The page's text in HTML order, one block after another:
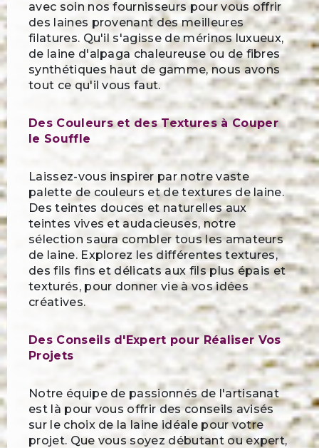
avec soin nos fournisseurs pour vous offrir
des laines provenant des meilleures
filatures. Qu'il s'agisse de mérinos luxueux,
de laine d'alpaga chaleureuse ou de fibres
synthétiques haut de gamme, nous avons
tout ce qu'il vous faut.
Des Couleurs et des Textures à Couper
le Souffle
Laissez-vous inspirer par notre vaste
palette de couleurs et de textures de laine.
Des teintes douces et naturelles aux
teintes vives et audacieuses, notre
sélection saura combler tous les amateurs
de laine. Explorez les différentes textures,
des fils fins et délicats aux fils plus épais et
texturés, pour donner vie à vos idées
créatives.
Des Conseils d'Expert pour Réaliser Vos
Projets
Notre équipe de passionnés de l'artisanat
est là pour vous offrir des conseils avisés
sur le choix de la laine idéale pour votre
projet. Que vous soyez débutant ou expert,